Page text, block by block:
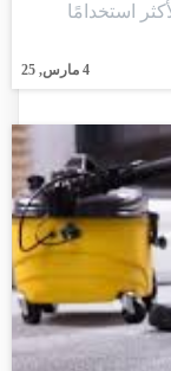
4 مارس, 25
استخدامًا